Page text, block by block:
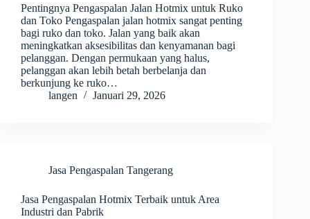
Pentingnya Pengaspalan Jalan Hotmix untuk Ruko
dan Toko Pengaspalan jalan hotmix sangat penting
bagi ruko dan toko. Jalan yang baik akan
meningkatkan aksesibilitas dan kenyamanan bagi
pelanggan. Dengan permukaan yang halus,
pelanggan akan lebih betah berbelanja dan
berkunjung ke ruko…
langen
Januari 29, 2026
Jasa Pengaspalan Tangerang
Jasa Pengaspalan Hotmix Terbaik untuk Area
Industri dan Pabrik